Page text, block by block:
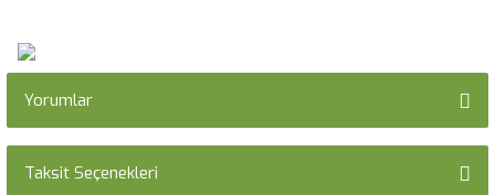
Yorumlar
Taksit Seçenekleri